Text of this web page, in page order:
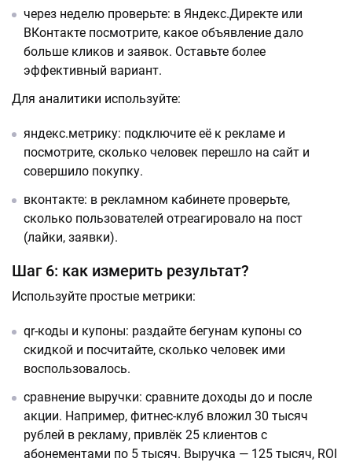
через неделю проверьте: в Яндекс.Директе или
ВКонтакте посмотрите, какое объявление дало
больше кликов и заявок. Оставьте более
эффективный вариант.
Для аналитики используйте:
яндекс.метрику: подключите её к рекламе и
посмотрите, сколько человек перешло на сайт и
совершило покупку.
вконтакте: в рекламном кабинете проверьте,
сколько пользователей отреагировало на пост
(лайки, заявки).
Шаг 6: как измерить результат?
Используйте простые метрики:
qr-коды и купоны: раздайте бегунам купоны со
скидкой и посчитайте, сколько человек ими
воспользовалось.
сравнение выручки: сравните доходы до и после
акции. Например, фитнес-клуб вложил 30 тысяч
рублей в рекламу, привлёк 25 клиентов с
абонементами по 5 тысяч. Выручка — 125 тысяч, ROI